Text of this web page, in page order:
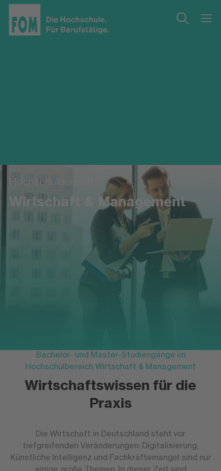
Hochschulbereich
Wirtschaft & Management
Bachelor- und Master-Studiengänge im
Hochschulbereich Wirtschaft & Management
Wirtschaftswissen für die
Praxis
Die Wirtschaft in Deutschland steht vor
tiefgreifenden Veränderungen: Digitalisierung,
Künstliche Intelligenz und Fachkräftemangel sind nur
einige große Themen. In dieser Zeit sind